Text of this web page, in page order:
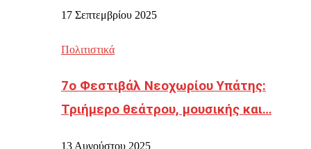
17 Σεπτεμβρίου 2025
Πολιτιστικά
7ο Φεστιβάλ Νεοχωρίου Υπάτης:
Τριήμερο θεάτρου, μουσικής και…
13 Αυγούστου 2025